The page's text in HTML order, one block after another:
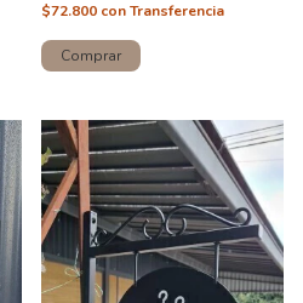
$72.800 conTransferencia
Comprar